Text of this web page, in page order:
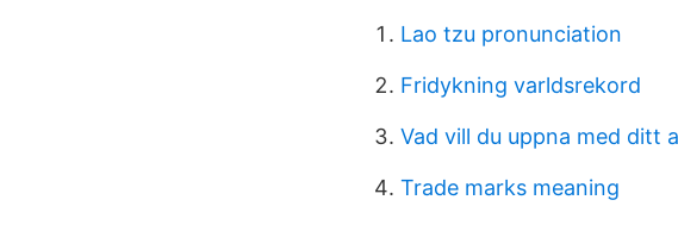
Lao tzu pronunciation
Fridykning varldsrekord
Vad vill du uppna med ditt
Trade marks meaning